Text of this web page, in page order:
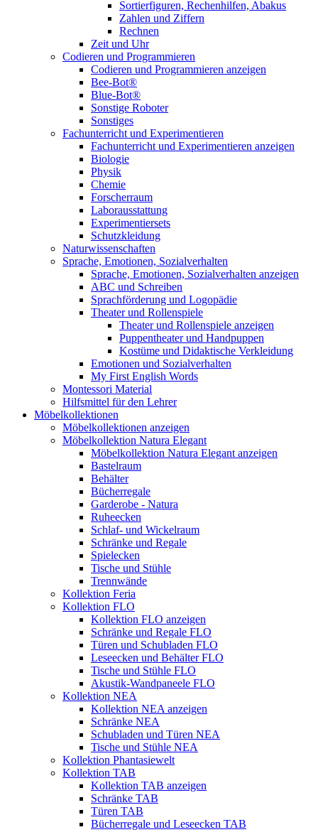
Sortierfiguren, Rechenhilfen, Abakus
Zahlen und Ziffern
Rechnen
Zeit und Uhr
Codieren und Programmieren
Codieren und Programmieren anzeigen
Bee-Bot®
Blue-Bot®
Sonstige Roboter
Sonstiges
Fachunterricht und Experimentieren
Fachunterricht und Experimentieren anzeigen
Biologie
Physik
Chemie
Forscherraum
Laborausstattung
Experimentiersets
Schutzkleidung
Naturwissenschaften
Sprache, Emotionen, Sozialverhalten
Sprache, Emotionen, Sozialverhalten anzeigen
ABC und Schreiben
Sprachförderung und Logopädie
Theater und Rollenspiele
Theater und Rollenspiele anzeigen
Puppentheater und Handpuppen
Kostüme und Didaktische Verkleidung
Emotionen und Sozialverhalten
My First English Words
Montessori Material
Hilfsmittel für den Lehrer
Möbelkollektionen
Möbelkollektionen anzeigen
Möbelkollektion Natura Elegant
Möbelkollektion Natura Elegant anzeigen
Bastelraum
Behälter
Bücherregale
Garderobe - Natura
Ruheecken
Schlaf- und Wickelraum
Schränke und Regale
Spielecken
Tische und Stühle
Trennwände
Kollektion Feria
Kollektion FLO
Kollektion FLO anzeigen
Schränke und Regale FLO
Türen und Schubladen FLO
Leseecken und Behälter FLO
Tische und Stühle FLO
Akustik-Wandpaneele FLO
Kollektion NEA
Kollektion NEA anzeigen
Schränke NEA
Schubladen und Türen NEA
Tische und Stühle NEA
Kollektion Phantasiewelt
Kollektion TAB
Kollektion TAB anzeigen
Schränke TAB
Türen TAB
Bücherregale und Leseecken TAB